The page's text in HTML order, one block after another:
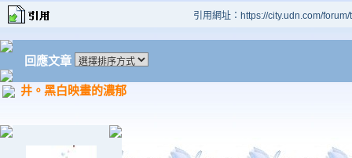
引用網址：https://city.udn.com/
回應文章
井。黑白映畫的濃郁